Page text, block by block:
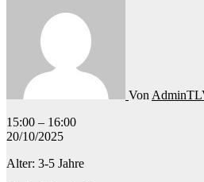
Von
Turnen
-
1
15:00 – 16:00
20/10/2025
Alter: 3-5 Jahre